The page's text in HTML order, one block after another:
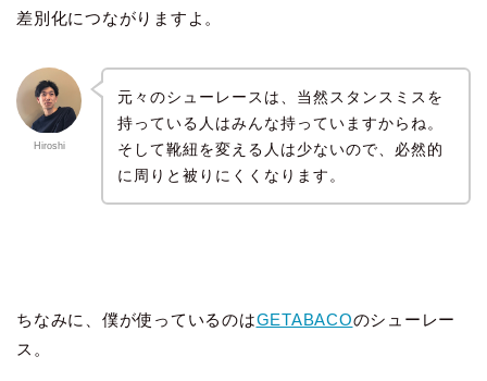
差別化につながりますよ。
Hiroshi
元々のシューレースは、当然スタンスミスを
持っている人はみんな持っていますからね。
そして靴紐を変える人は少ないので、必然的
に周りと被りにくくなります。
ちなみに、僕が使っているのはGETABACOのシューレー
ス。